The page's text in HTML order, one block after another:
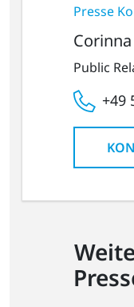
Presse
Public
+49